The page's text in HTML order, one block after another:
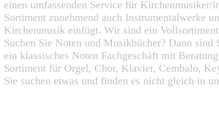
einen umfassenden Service für
Sortiment zunehmend auch Instrumentalwerke
Kirchenmusik einfügt. Wir sind ein
Suchen Sie Noten und Musikbücher? Dann
ein klassisches Noten Fachgeschäft mit
Sortiment für Orgel, Chor, Klavier, Cembalo,
Sie suchen etwas und finden es nicht gleich in